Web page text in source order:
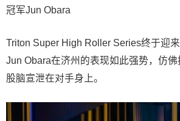
冠军Jun Obara
Triton Super High Roller Series终于迎
Jun Obara在济州的表现如此强势，仿
股脑宣泄在对手身上。